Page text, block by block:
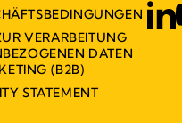
VERARBEITUNG
DATEN
(B2B)
STATEMENT